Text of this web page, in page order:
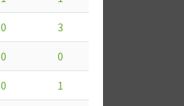
0 3
0 0
0 1